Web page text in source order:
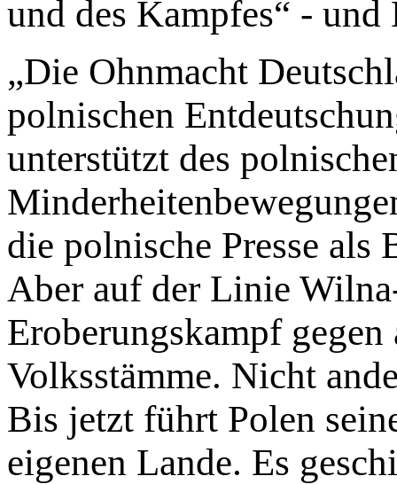
und des Kampfes“ -
„Die Ohnmacht
polnischen
unterstützt des
die polnische Presse als
Aber auf der Linie
Eroberungskampf gegen
Volksstämme. Nicht
Bis jetzt führt Polen
eigenen Lande. Es